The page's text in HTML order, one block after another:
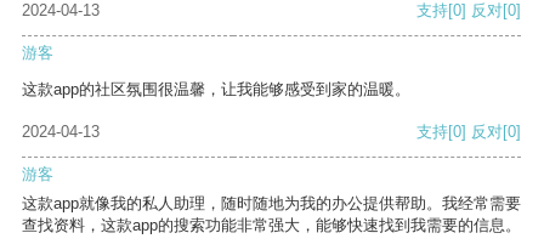
2024-04-13
支持[0] 反对[0]
游客
这款app的社区氛围很温馨，让我能够感受到家的温暖。
2024-04-13 支持[0] 反对[0]
游客
这款app就像我的私人助理，随时随地为我的办公提供帮助。我经常需要
查找资料，这款app的搜索功能非常强大，能够快速找到我需要的信息。